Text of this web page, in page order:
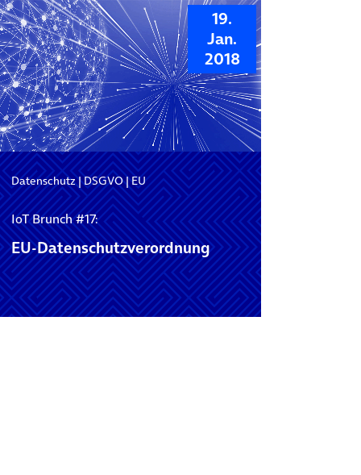
19.
Jan.
2018
Datenschutz|DSGVO|EU
IoT Brunch #17:
EU-Datenschutzverordnung